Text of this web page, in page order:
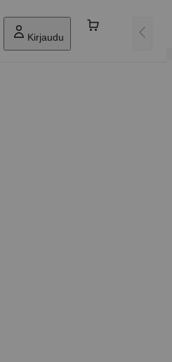
Kirjaudu